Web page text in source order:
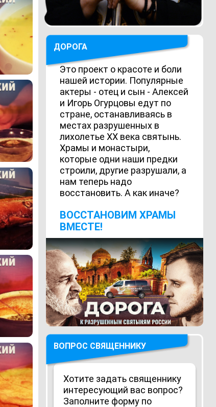
ДОРОГА
Это проект о красоте и боли
нашей истории. Популярные
актеры - отец и сын - Алексей
и Игорь Огурцовы едут по
стране, останавливаясь в
местах разрушенных в
лихолетье ХХ века святынь.
Храмы и монастыри,
которые одни наши предки
строили, другие разрушали, а
нам теперь надо
восстановить. А как иначе?
ВОCСТАНОВИМ ХРАМЫ
ВМЕСТЕ!
ВОПРОС СВЯЩЕННИКУ
Хотите задать священнику
интересующий вас вопрос?
Заполните форму по